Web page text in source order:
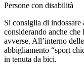
Persone con disabilità
Si consiglia di indossare
considerando anche
avverse. All’interno
abbigliamento “sport
in tenuta da bici.